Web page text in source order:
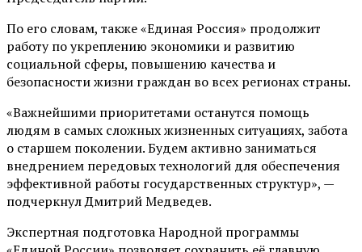
По его словам, также «Единая Россия» продолжит
работу по укреплению экономики и развитию
социальной сферы, повышению качества и
безопасности жизни граждан во всех регионах страны.
«Важнейшими приоритетами останутся помощь
людям в самых сложных жизненных ситуациях, забота
о старшем поколении. Будем активно заниматься
внедрением передовых технологий для обеспечения
эффективной работы государственных структур», —
подчеркнул Дмитрий Медведев.
Экспертная подготовка Народной программы